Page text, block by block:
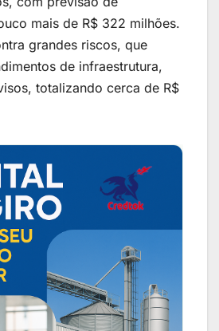
mais de R$ 322 milhões.
grandes riscos, que
de infraestrutura,
totalizando cerca de R$